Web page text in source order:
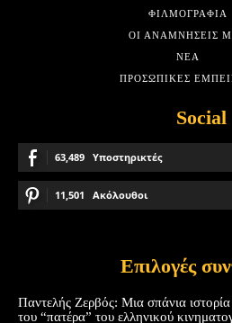
ΦΙΛΜΟΓΡΑΦΊΑ
ΟΙ ΑΝΑΜΝΉΣΕΙΣ
ΝΈΑ
ΠΡΟΣΩΠΙΚΈΣ
Social
63,489 Υποστηρικτές
11,501 Ακόλουθοι
Επιλογές
Παντελής Ζερβός: Μια σπάνια
του “πατέρα” του ελληνικού